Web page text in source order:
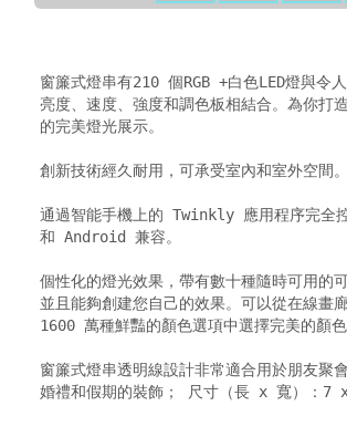
窗簾式燈串有210 個RGB +白色LED燈與令
亮度、速度、強度和調色板相結合。為你打
的完美燈光展示。
創新技術經久耐用，可承受室內和室外空間。
通過智能手機上的 Twinkly 應用程序完全
和 Android 兼容。
個性化的燈光效果，帶有數十種隨時可用的
並且能夠創建您自己的效果。可以從在線畫
1600 萬種鮮豔的顏色選項中選擇完美的顏色
窗簾式燈串透明線設計非常適合用於朋友聚
婚禮和假期的裝飾； 尺寸（長 x 寬）：7